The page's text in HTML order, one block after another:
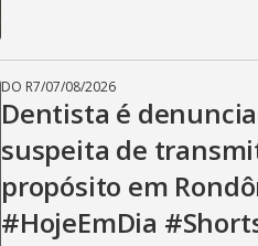
DO R7/07/08/2026
Dentista é
suspeita de
propósito em
#HojeEmDia